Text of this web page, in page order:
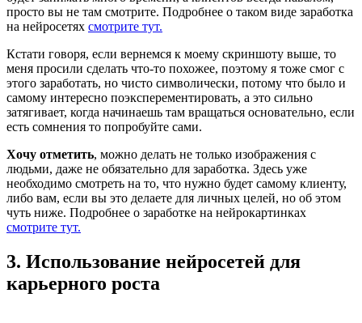
просто вы не там смотрите. Подробнее о таком виде заработка
на нейросетях смотрите тут.
Кстати говоря, если вернемся к моему скриншоту выше, то
меня просили сделать что-то похожее, поэтому я тоже смог с
этого заработать, но чисто символически, потому что было и
самому интересно поэксперементировать, а это сильно
затягивает, когда начинаешь там вращаться основательно, если
есть сомнения то попробуйте сами.
Хочу отметить, можно делать не только изображения с
людьми, даже не обязательно для заработка. Здесь уже
необходимо смотреть на то, что нужно будет самому клиенту,
либо вам, если вы это делаете для личных целей, но об этом
чуть ниже. Подробнее о заработке на нейрокартинках
смотрите тут.
3. Использование нейросетей для
карьерного роста